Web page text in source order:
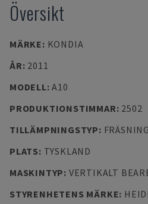
Översikt
MÄRKE: KONDIA
ÅR: 2011
MODELL:A10
PRODUKTIONSTIMMAR: 2502
TILLÄMPNINGSTYP: FRÄSNING
PLATS: TYSKLAND
MASKINTYP: VERTIKALT
STYRENHETENS MÄRKE: